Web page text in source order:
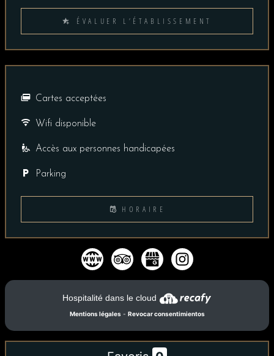
ÉVALUER L’ÉTABLISSEMENT
Cartes acceptées
Wifi disponible
Accès aux personnes handicapées
Parking
HORAIRE
Hospitalité dans le cloud
Mentions légales- Revocar consentimientos